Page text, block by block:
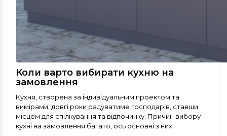
Коли варто вибирати кухню на
замовлення
Кухня, створена за індивідуальним проектом та
вимірами, довгі роки радуватиме господарів, ставши
місцем для спілкування та відпочинку. Причин вибору
кухні на замовлення багато, ось основні з них: